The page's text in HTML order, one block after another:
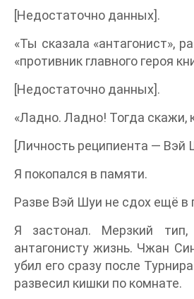
[Недостаточно данных].
«Ты сказала «антагонист»,
«противник главного героя
[Недостаточно данных].
«Ладно. Ладно! Тогда скажи,
[Личность реципиента — Вэй
Я покопался в памяти.
Разве Вэй Шуи не сдох ещё в
Я застонал. Мерзкий тип,
антагонисту жизнь. Чжан
убил его сразу после
развесил кишки по комнате.